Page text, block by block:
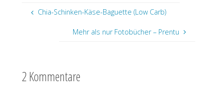
Chia-Schinken-Käse-Baguette (Low Carb)
Mehr als nur Fotobücher – Prentu
2 Kommentare